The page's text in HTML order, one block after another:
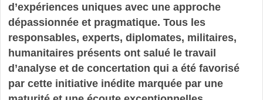
d’expériences uniques avec une approche
dépassionnée et pragmatique. Tous les
responsables, experts, diplomates, militaires,
humanitaires présents ont salué le travail
d’analyse et de concertation qui a été favorisé
par cette initiative inédite marquée par une